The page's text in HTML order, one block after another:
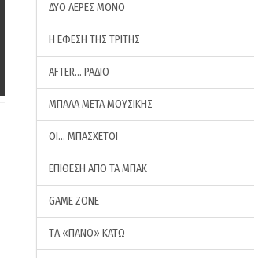
ΔΥΟ ΛΕΡΕΣ ΜΟΝΟ
Η ΕΦΕΣΗ ΤΗΣ ΤΡΙΤΗΣ
AFTER… ΡΑΔΙΟ
ΜΠΑΛΑ ΜΕΤΑ ΜΟΥΣΙΚΗΣ
ΟΙ… ΜΠΑΣΧΕΤΟΙ
ΕΠΙΘΕΣΗ ΑΠΟ ΤΑ ΜΠΑΚ
GAME ZONE
ΤA «ΠΑΝΟ» ΚΑΤΩ